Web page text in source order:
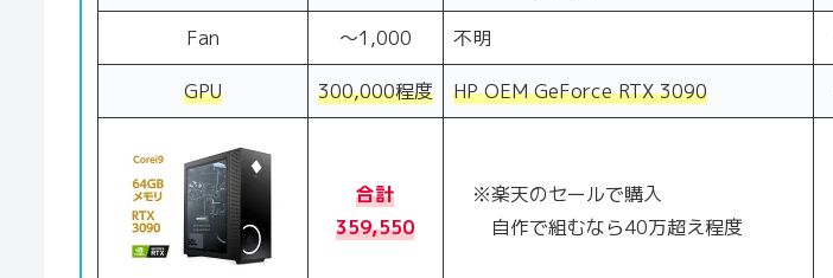
Fan ～1,000 不明
GPU 300,000程度 HP OEM GeForce RTX 3090
合計
359,550
※楽天のセールで購入
自作で組むなら40万超え程度